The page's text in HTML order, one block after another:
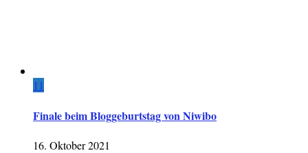
11
Finale beim Bloggeburtstag von Niwibo
16. Oktober 2021